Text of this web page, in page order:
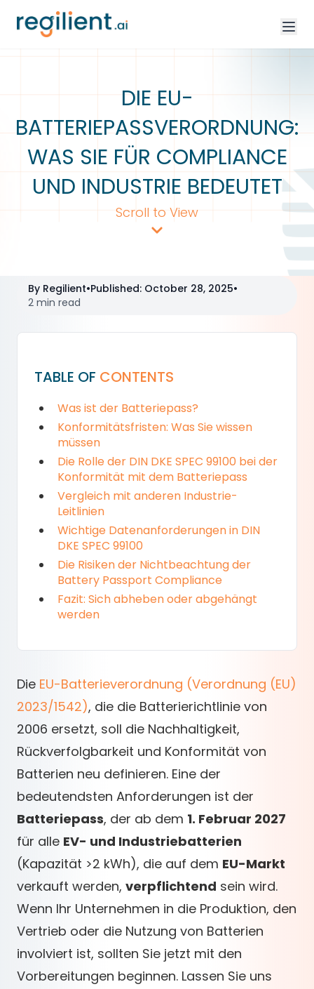
DIE EU-
BATTERIEPASSVERORDNUNG:
WAS SIE FÜR COMPLIANCE
UND INDUSTRIE BEDEUTET
Scroll to View
By Regilient•Published: October 28, 2025•
2 min read
TABLE OF CONTENTS
Was ist der Batteriepass?
Konformitätsfristen: Was Sie wissen
müssen
Die Rolle der DIN DKE SPEC 99100 bei der
Konformität mit dem Batteriepass
Vergleich mit anderen Industrie-
Leitlinien
Wichtige Datenanforderungen in DIN
DKE SPEC 99100
Die Risiken der Nichtbeachtung der
Battery Passport Compliance
Fazit: Sich abheben oder abgehängt
werden
Die EU-Batterieverordnung (Verordnung (EU)
2023/1542), die die Batterierichtlinie von
2006 ersetzt, soll die Nachhaltigkeit,
Rückverfolgbarkeit und Konformität von
Batterien neu definieren. Eine der
bedeutendsten Anforderungen ist der
Batteriepass, der ab dem 1. Februar 2027
für alle EV- und Industriebatterien
(Kapazität >2 kWh), die auf dem EU-Markt
verkauft werden, verpflichtend sein wird.
Wenn Ihr Unternehmen in die Produktion, den
Vertrieb oder die Nutzung von Batterien
involviert ist, sollten Sie jetzt mit den
Vorbereitungen beginnen. Lassen Sie uns